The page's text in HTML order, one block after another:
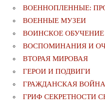
ВОЕННОПЛЕННЫЕ:
ВОЕННЫЕ МУЗЕИ
ВОИНСКОЕ ОБУЧЕНИЕ
ВОСПОМИНАНИЯ И
ВТОРАЯ МИРОВАЯ
ГЕРОИ И ПОДВИГИ
ГРАЖДАНСКАЯ ВОЙНА
ГРИФ СЕКРЕТНОСТИ